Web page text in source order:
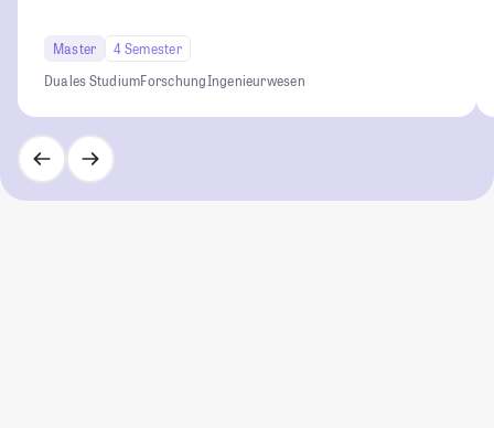
Master
4 Semester
Duales StudiumForschungIngenieurwesen